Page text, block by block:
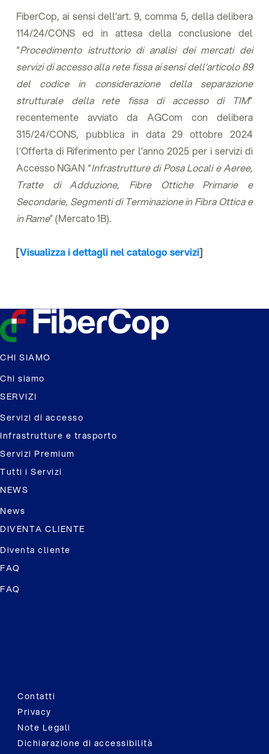
FiberCop, ai sensi dell’art. 9, comma 5, della delibera
114/24/CONS ed in attesa della conclusione del
“Procedimento istruttorio di analisi dei mercati dei
servizi di accesso alla rete fissa ai sensi dell’articolo 89
del codice in considerazione della separazione
strutturale della rete fissa di accesso di TIM”
recentemente avviato da AGCom con delibera
315/24/CONS, pubblica in data 29 ottobre 2024
l’Offerta di Riferimento per l’anno 2025 per i servizi di
Accesso NGAN “Infrastrutture di Posa Locali e Aeree,
Tratte di Adduzione, Fibre Ottiche Primarie e
Secondarie, Segmenti di Terminazione in Fibra Ottica e
in Rame” (Mercato 1B).
[Visualizza i dettagli nel catalogo servizi]
CHI SIAMO
Chi siamo
SERVIZI
Servizi di accesso
Infrastrutture e trasporto
Servizi Premium
Tutti i Servizi
NEWS
News
DIVENTA CLIENTE
Diventa cliente
FAQ
FAQ
Contatti
Privacy
Note Legali
Dichiarazione di accessibilità